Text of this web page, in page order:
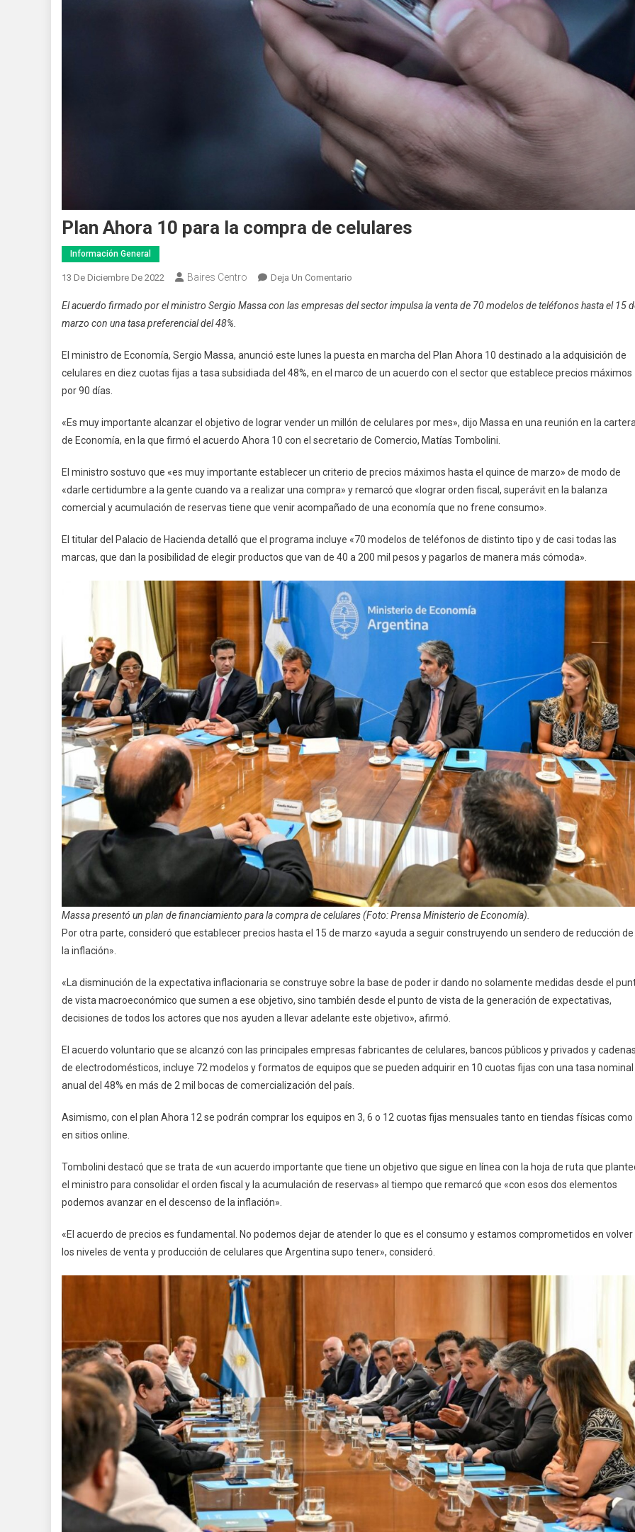
Plan Ahora 10 para la compra de celulares
Información General
13 De Diciembre De 2022 Baires Centro Deja Un Comentario
Ahora
La
Compra
El acuerdo firmado por el ministro Sergio Massa con las empresas del sector impulsa la venta de 70 modelos de teléfonos hasta el 15
marzo con una tasa preferencial del 48%.
El ministro de Economía, Sergio Massa, anunció este lunes la puesta en marcha del Plan Ahora 10 destinado a la adquisición de
celulares en diez cuotas fijas a tasa subsidiada del 48%, en el marco de un acuerdo con el sector que establece precios máximos
por 90 días.
«Es muy importante alcanzar el objetivo de lograr vender un millón de celulares por mes», dijo Massa en una reunión en la
de Economía, en la que firmó el acuerdo Ahora 10 con el secretario de Comercio, Matías Tombolini.
El ministro sostuvo que «es muy importante establecer un criterio de precios máximos hasta el quince de marzo» de modo de
«darle certidumbre a la gente cuando va a realizar una compra» y remarcó que «lograr orden fiscal, superávit en la balanza
comercial y acumulación de reservas tiene que venir acompañado de una economía que no frene consumo».
El titular del Palacio de Hacienda detalló que el programa incluye «70 modelos de teléfonos de distinto tipo y de casi todas las
marcas, que dan la posibilidad de elegir productos que van de 40 a 200 mil pesos y pagarlos de manera más cómoda».
Massa presentó un plan de financiamiento para la compra de celulares (Foto: Prensa Ministerio de Economía).
Por otra parte, consideró que establecer precios hasta el 15 de marzo «ayuda a seguir construyendo un sendero de reducción de
la inflación».
«La disminución de la expectativa inflacionaria se construye sobre la base de poder ir dando no solamente medidas desde el
de vista macroeconómico que sumen a ese objetivo, sino también desde el punto de vista de la generación de expectativas,
decisiones de todos los actores que nos ayuden a llevar adelante este objetivo», afirmó.
El acuerdo voluntario que se alcanzó con las principales empresas fabricantes de celulares, bancos públicos y privados y
de electrodomésticos, incluye 72 modelos y formatos de equipos que se pueden adquirir en 10 cuotas fijas con una tasa nominal
anual del 48% en más de 2 mil bocas de comercialización del país.
Asimismo, con el plan Ahora 12 se podrán comprar los equipos en 3, 6 o 12 cuotas fijas mensuales tanto en tiendas físicas como
en sitios online.
Tombolini destacó que se trata de «un acuerdo importante que tiene un objetivo que sigue en línea con la hoja de ruta que
el ministro para consolidar el orden fiscal y la acumulación de reservas» al tiempo que remarcó que «con esos dos elementos
podemos avanzar en el descenso de la inflación».
«El acuerdo de precios es fundamental. No podemos dejar de atender lo que es el consumo y estamos comprometidos en volver
los niveles de venta y producción de celulares que Argentina supo tener», consideró.